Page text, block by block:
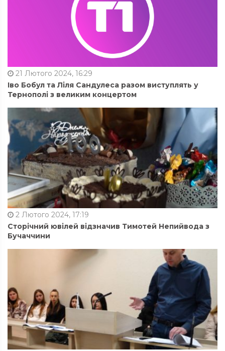
21 Лютого 2024, 16:29
Іво Бобул та Ліля Сандулеса разом виступлять у
Тернополі з великим концертом
2 Лютого 2024, 17:19
Сторічний ювілей відзначив Тимотей Непийвода з
Бучаччини